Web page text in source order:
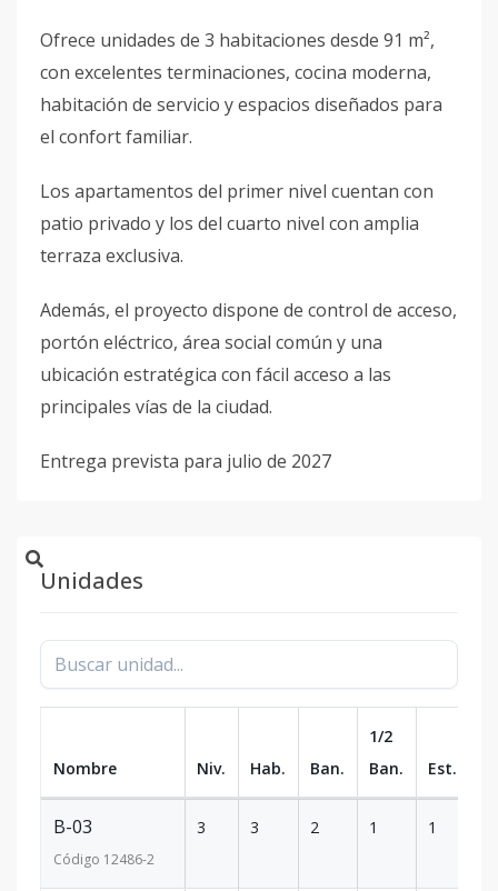
Ofrece unidades de 3 habitaciones desde 91 m²,
con excelentes terminaciones, cocina moderna,
habitación de servicio y espacios diseñados para
el confort familiar.
Los apartamentos del primer nivel cuentan con
patio privado y los del cuarto nivel con amplia
terraza exclusiva.
Además, el proyecto dispone de control de acceso,
portón eléctrico, área social común y una
ubicación estratégica con fácil acceso a las
principales vías de la ciudad.
Entrega prevista para julio de 2027
Unidades
Nombre Niv. Hab. Ban.
1/2
Ban.
Est.
B-03
Código 12486-2
3 3 2 1 1